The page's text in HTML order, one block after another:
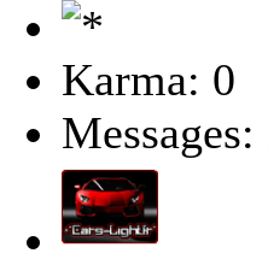
Karma: 0
Messages: